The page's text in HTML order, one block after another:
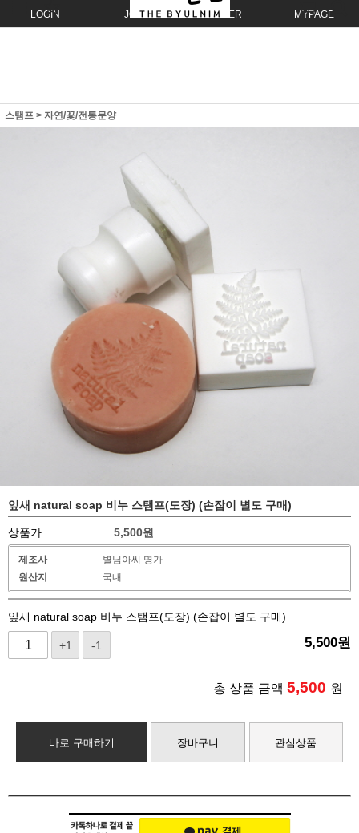
LOGIN JOIN ORDER MYPAGE
스탬프 > 자연/꽃/전통문양
잎새 natural soap 비누 스탬프(도장) (손잡이 별도 구매)
상품가 5,500원
제조사
별님아씨 명가
원산지
국내
잎새 natural soap 비누 스탬프(도장) (손잡이 별도 구매)
+1 -1 5,500원
총 상품 금액 5,500 원
바로 구매하기 장바구니 관심상품